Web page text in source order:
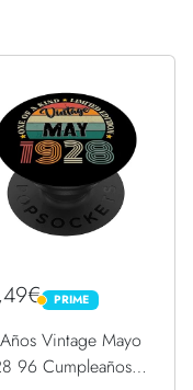
PRIME
PRIME
Vintage Mayo
96 Cumpleaños